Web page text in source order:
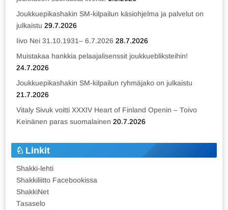
Joukkuepikashakin SM-kilpailun käsiohjelma ja palvelut on
julkaistu 29.7.2026
Iivo Nei 31.10.1931– 6.7.2026 28.7.2026
Muistakaa hankkia pelaajalisenssit joukkuebliksteihin!
24.7.2026
Joukkuepikashakin SM-kilpailun ryhmäjako on julkaistu
21.7.2026
Vitaly Sivuk voitti XXXIV Heart of Finland Openin – Toivo
Keinänen paras suomalainen 20.7.2026
Linkit
Shakki-lehti
Shakkiliitto Facebookissa
ShakkiNet
Tasaselo